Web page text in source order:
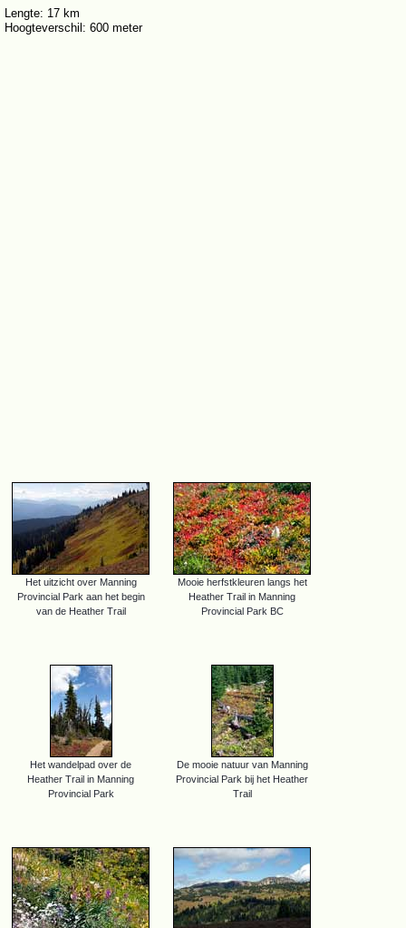
Lengte: 17 km
Hoogteverschil: 600 meter
Het uitzicht over Manning
Provincial Park aan het begin
van de Heather Trail
Mooie herfstkleuren langs het
Heather Trail in Manning
Provincial Park BC
Het wandelpad over de
Heather Trail in Manning
Provincial Park
De mooie natuur van Manning
Provincial Park bij het Heather
Trail